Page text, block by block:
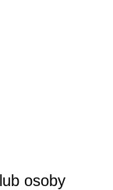
osoby